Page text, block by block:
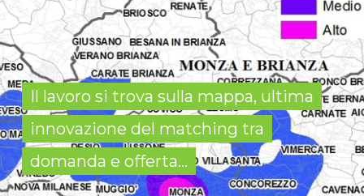
Il lavoro si trova sulla mappa, ultima
innovazione del matching tra
domanda e offerta...